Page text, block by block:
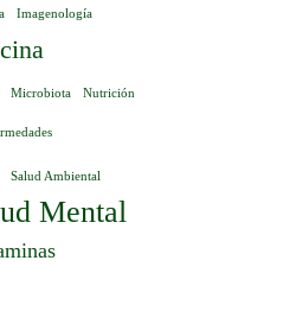
Imagenología
Microbiota Nutrición
Salud Ambiental
Mental